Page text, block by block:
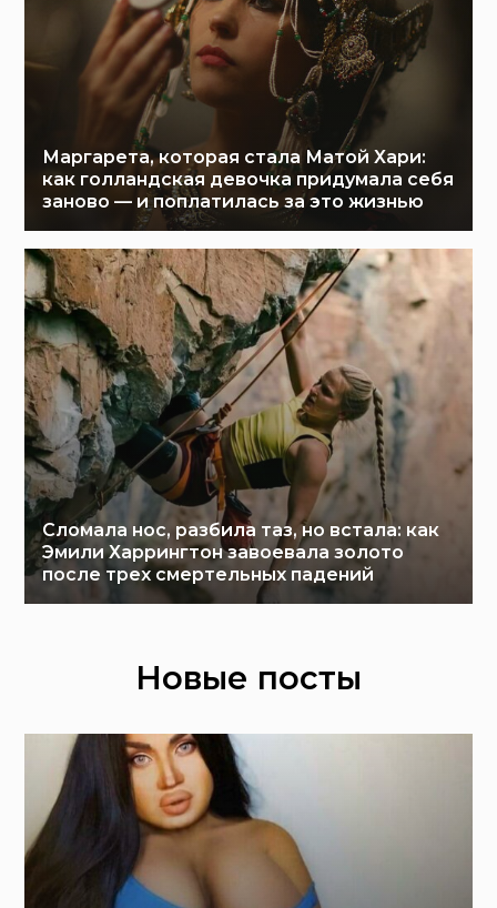
Маргарета, которая стала Матой Хари:
как голландская девочка придумала себя
заново — и поплатилась за это жизнью
Сломала нос, разбила таз, но встала: как
Эмили Харрингтон завоевала золото
после трех смертельных падений
Новые посты